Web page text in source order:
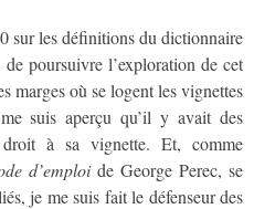
sur les définitions du dictionnaire
poursuivre l’exploration de cet
marges où se logent les vignettes
suis aperçu qu’il y avait des
à sa vignette. Et, comme
d’emploide George Perec, se
je me suis fait le défenseur des